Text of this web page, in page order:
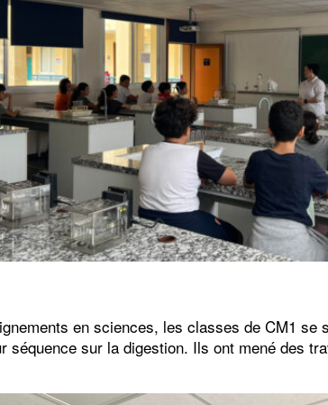
en sciences, les classes de CM1 se
séquence sur la digestion. Ils ont mené des